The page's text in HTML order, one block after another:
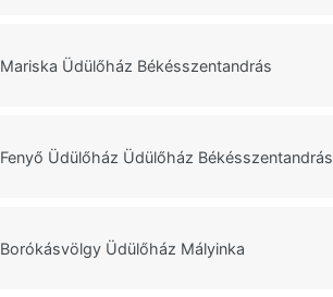
Mariska Üdülőház Békésszentandrás
Fenyő Üdülőház Üdülőház Békésszentandrás
Borókásvölgy Üdülőház Mályinka